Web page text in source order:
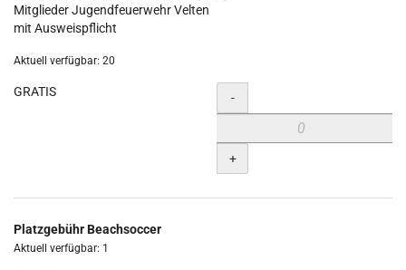
Mitglieder Jugendfeuerwehr Velten
mit Ausweispflicht
Aktuell verfügbar: 20
GRATIS Menge
-
+
Platzgebühr Beachsoccer
Aktuell verfügbar: 1